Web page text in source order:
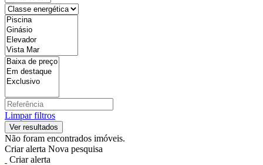
Limpar filtros
Não foram encontrados imóveis.
Criar alerta Nova pesquisa
Criar alerta